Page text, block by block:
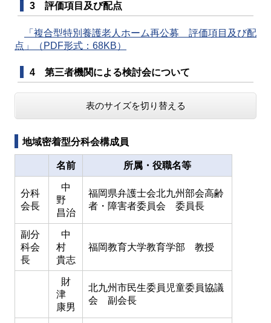
3 評価項目及び配点
「複合型特別養護老人ホーム再公募 評価項目及び配
点」（PDF形式：68KB）
4 第三者機関による検討会について
表のサイズを切り替える
地域密着型分科会構成員
名前 所属・役職名等
分科
会長
中
野
昌治
福岡県弁護士会北九州部会高齢
者・障害者委員会 委員長
副分
科会
長
中
村
貴志
福岡教育大学教育学部 教授
財
津
康男
北九州市民生委員児童委員協議
会 副会長